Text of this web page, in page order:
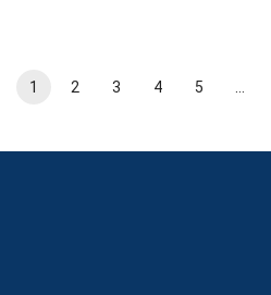
1 2 3 4 5 …